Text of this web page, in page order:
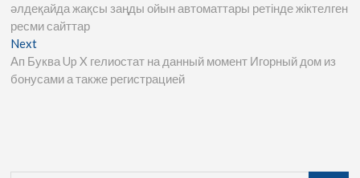
әлдеқайда жақсы заңды ойын автоматтары ретінде жіктелген
ресми сайттар
Next
Ап Буква Up X гелиостат на данный момент Игорный дом из
бонусами а также регистрацией